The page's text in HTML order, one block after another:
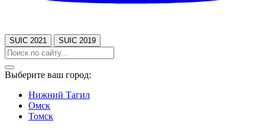
SUIC 2021 SUIC 2019
Выберите ваш город:
Нижний Тагил
Омск
Томск